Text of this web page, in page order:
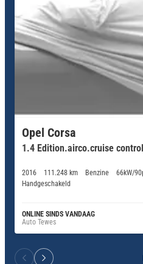
Opel Corsa
1.4 Edition.airco.cruise
2016 111.248 km Benzine
66kW/
Handgeschakeld
ONLINE SINDS VANDAAG
Auto Tewes